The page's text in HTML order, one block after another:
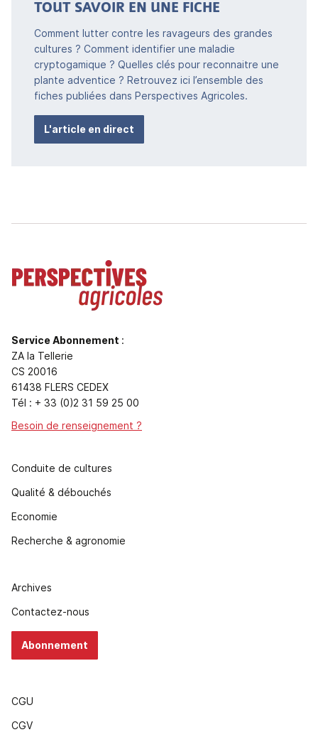
TOUT SAVOIR EN UNE FICHE
Comment lutter contre les ravageurs des grandes
cultures ? Comment identifier une maladie
cryptogamique ? Quelles clés pour reconnaitre une
plante adventice ? Retrouvez ici l’ensemble des
fiches publiées dans Perspectives Agricoles.
L'article en direct
Service Abonnement :
ZA la Tellerie
CS 20016
61438 FLERS CEDEX
Tél : + 33 (0)2 31 59 25 00
Besoin de renseignement ?
Conduite de cultures
Qualité & débouchés
Economie
Recherche & agronomie
Archives
Contactez-nous
Abonnement
CGU
CGV